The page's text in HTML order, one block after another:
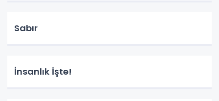
Sabır
İnsanlık İşte!